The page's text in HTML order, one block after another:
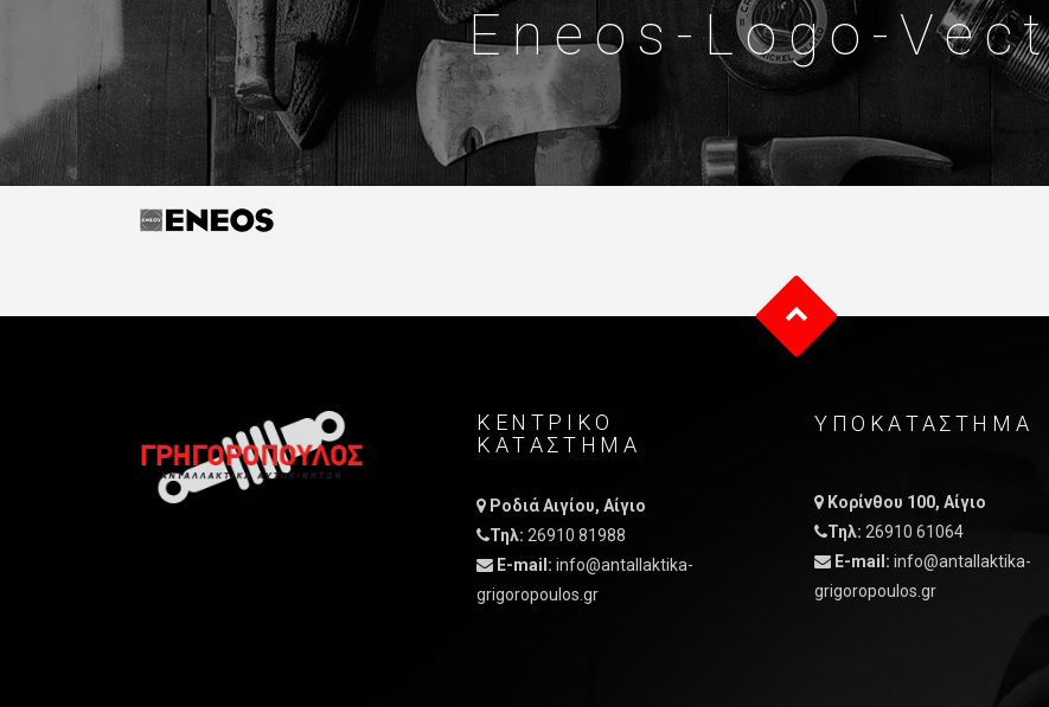
Eneos-Logo-
ΚΕΝΤΡΙΚO
ΚΑΤAΣΤΗΜΑ
Ροδιά Αιγίου, Αίγιο
Τηλ: 26910 81988
E-mail: info@antallaktika-
grigoropoulos.gr
ΥΠΟΚΑΤΑΣΤΗΜΑ
Κορίνθου 100, Αίγιο
Τηλ: 26910 61064
E-mail: info@antallaktika-
grigoropoulos.gr